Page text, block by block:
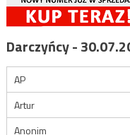
Darczyńcy -
AP
Artur
Anonim